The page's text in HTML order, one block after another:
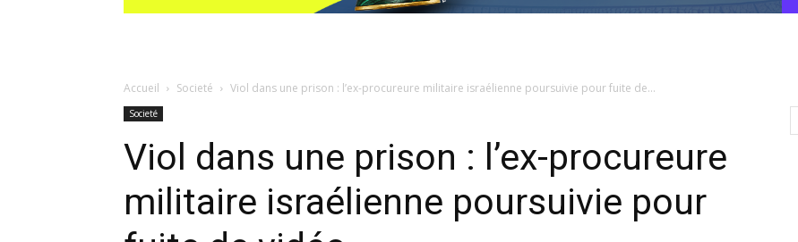
Accueil Societé Viol dans une prison : l’ex-procureure militaire israélienne poursuivie pour fuite de...
Societé
Viol dans une prison : l’ex-procureure
militaire israélienne poursuivie pour